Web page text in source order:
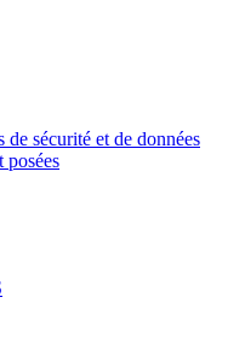
sécurité et de données
posées